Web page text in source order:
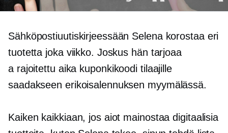
Sähköpostiuutiskirjeessään Selena korostaa eri
tuotetta joka viikko. Joskus hän tarjoaa
a rajoitettu aika kuponkikoodi tilaajille
saadakseen erikoisalennuksen myymälässä.
Kaiken kaikkiaan, jos aiot mainostaa digitaalisia